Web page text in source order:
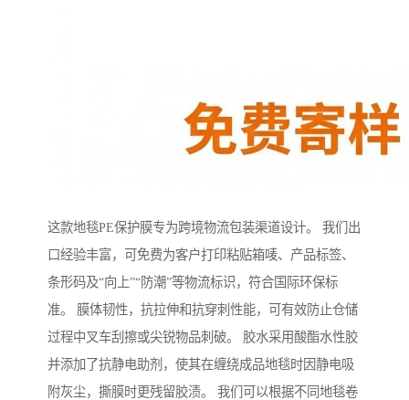
这款地毯PE保护膜专为跨境物流包装渠道设计。 我们出
口经验丰富，可免费为客户打印粘贴箱唛、产品标签、
条形码及“向上”“防潮”等物流标识，符合国际环保标
准。 膜体韧性，抗拉伸和抗穿刺性能，可有效防止仓储
过程中叉车刮擦或尖锐物品刺破。 胶水采用酸酯水性胶
并添加了抗静电助剂，使其在缠绕成品地毯时因静电吸
附灰尘，撕膜时更残留胶渍。 我们可以根据不同地毯卷